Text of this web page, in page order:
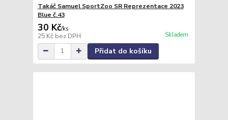
Takáč Samuel SportZoo SR Reprezentace 2023
Blue č.43
30 Kč/ks
25 Kč bez DPH Skladem
Přidat do košíku